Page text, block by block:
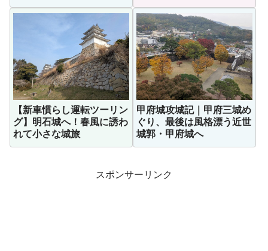
【新車慣らし運転ツーリン
グ】明石城へ！春風に誘わ
れて小さな城旅
甲府城攻城記｜甲府三城め
ぐり、最後は風格漂う近世
城郭・甲府城へ
スポンサーリンク